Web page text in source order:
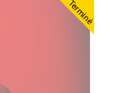
Terminé